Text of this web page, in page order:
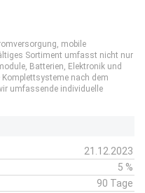
mobile
Sortiment umfasst nicht nur
Batterien, Elektronik und
nach dem
umfassende individuelle
21.12.2023
5 %
90 Tage